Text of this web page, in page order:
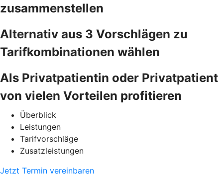
zusammenstellen
Alternativ aus 3 Vorschlägen zu
Tarifkombinationen wählen
Als Privatpatientin oder Privatpatient
von vielen Vorteilen profitieren
Überblick
Leistungen
Tarifvorschläge
Zusatzleistungen
Jetzt Termin vereinbaren